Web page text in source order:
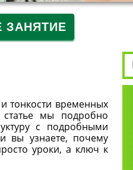
ЗАНЯТИЕ
тонкости временных
мы подробно
с подробными
вы узнаете, почему
уроки, а ключ к